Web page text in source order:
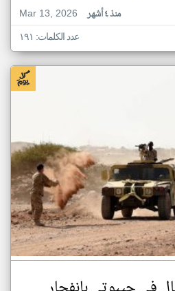
Mar 13, 2026
منذ ٤ أشهر
عدد الكلمات: ١٩١